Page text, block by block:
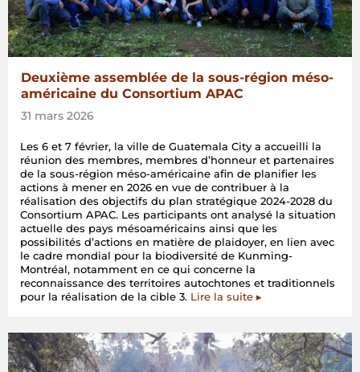
Deuxième assemblée de la sous-région méso-
américaine du Consortium APAC
31 mars 2026
Les 6 et 7 février, la ville de Guatemala City a accueilli la
réunion des membres, membres d’honneur et partenaires
de la sous-région méso-américaine afin de planifier les
actions à mener en 2026 en vue de contribuer à la
réalisation des objectifs du plan stratégique 2024-2028 du
Consortium APAC. Les participants ont analysé la situation
actuelle des pays mésoaméricains ainsi que les
possibilités d’actions en matière de plaidoyer, en lien avec
le cadre mondial pour la biodiversité de Kunming-
Montréal, notamment en ce qui concerne la
reconnaissance des territoires autochtones et traditionnels
pour la réalisation de la cible 3. Lire la suite ▸